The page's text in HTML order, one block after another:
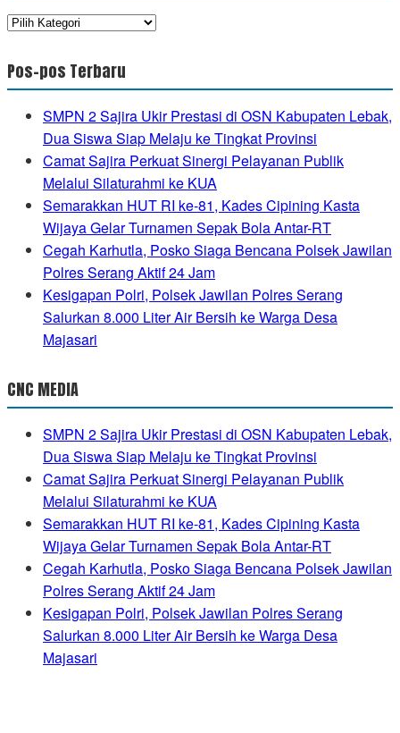
Kategori
Pos-pos Terbaru
SMPN 2 Sajira Ukir Prestasi di OSN Kabupaten Lebak,
Dua Siswa Siap Melaju ke Tingkat Provinsi
Camat Sajira Perkuat Sinergi Pelayanan Publik
Melalui Silaturahmi ke KUA
Semarakkan HUT RI ke-81, Kades Cipining Kasta
Wijaya Gelar Turnamen Sepak Bola Antar-RT
Cegah Karhutla, Posko Siaga Bencana Polsek Jawilan
Polres Serang Aktif 24 Jam
Kesigapan Polri, Polsek Jawilan Polres Serang
Salurkan 8.000 Liter Air Bersih ke Warga Desa
Majasari
CNC MEDIA
SMPN 2 Sajira Ukir Prestasi di OSN Kabupaten Lebak,
Dua Siswa Siap Melaju ke Tingkat Provinsi
Camat Sajira Perkuat Sinergi Pelayanan Publik
Melalui Silaturahmi ke KUA
Semarakkan HUT RI ke-81, Kades Cipining Kasta
Wijaya Gelar Turnamen Sepak Bola Antar-RT
Cegah Karhutla, Posko Siaga Bencana Polsek Jawilan
Polres Serang Aktif 24 Jam
Kesigapan Polri, Polsek Jawilan Polres Serang
Salurkan 8.000 Liter Air Bersih ke Warga Desa
Majasari